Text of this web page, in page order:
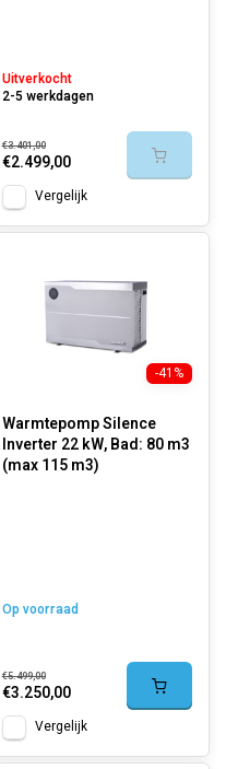
Uitverkocht
2-5 werkdagen
€3.401,00
€2.499,00
Vergelijk
-41%
Warmtepomp Silence
Inverter 22 kW, Bad: 80 m3
(max 115 m3)
Op voorraad
€5.499,00
€3.250,00
Vergelijk